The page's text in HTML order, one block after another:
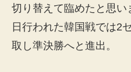
切り替えて臨めたと思い
日行われた韓国戦では2
取し準決勝へと進出。